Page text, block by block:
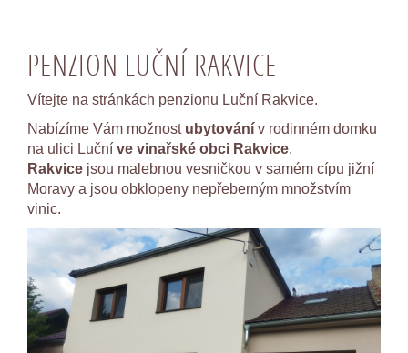
PENZION LUČNÍ RAKVICE
Vítejte na stránkách penzionu Luční Rakvice.
Nabízíme Vám možnost ubytování v rodinném domku
na ulici Luční ve vinařské obci Rakvice.
Rakvice jsou malebnou vesničkou v samém cípu jižní
Moravy a jsou obklopeny nepřeberným množstvím
vinic.